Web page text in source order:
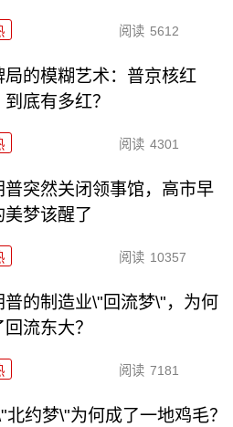
阅读 5612
局的模糊艺术：普京核红
到底有多红？
阅读 4301
普突然关闭领事馆，高市早
美梦该醒了
阅读 10357
普的制造业\"回流梦\"，为何
流东大？
阅读 7181
约梦\"为何成了一地鸡毛？